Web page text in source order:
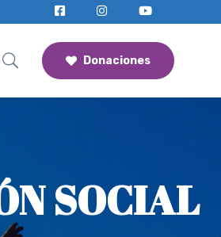
Donaciones
SOCIAL